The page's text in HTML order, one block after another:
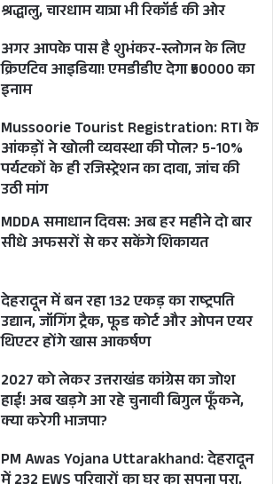
श्रद्धालु, चारधाम यात्रा भी रिकॉर्ड की ओर
अगर आपके पास है शुभंकर-स्लोगन के लिए
क्रिएटिव आइडिया! एमडीडीए देगा ₹50000 का
इनाम
Mussoorie Tourist Registration: RTI के
आंकड़ों ने खोली व्यवस्था की पोल? 5-10%
पर्यटकों के ही रजिस्ट्रेशन का दावा, जांच की
उठी मांग
MDDA समाधान दिवस: अब हर महीने दो बार
सीधे अफसरों से कर सकेंगे शिकायत
देहरादून में बन रहा 132 एकड़ का राष्ट्रपति
उद्यान, जॉगिंग ट्रैक, फूड कोर्ट और ओपन एयर
थिएटर होंगे खास आकर्षण
2027 को लेकर उत्तराखंड कांग्रेस का जोश
हाई! अब खड़गे आ रहे चुनावी बिगुल फूँकने,
क्या करेगी भाजपा?
PM Awas Yojana Uttarakhand: देहरादून